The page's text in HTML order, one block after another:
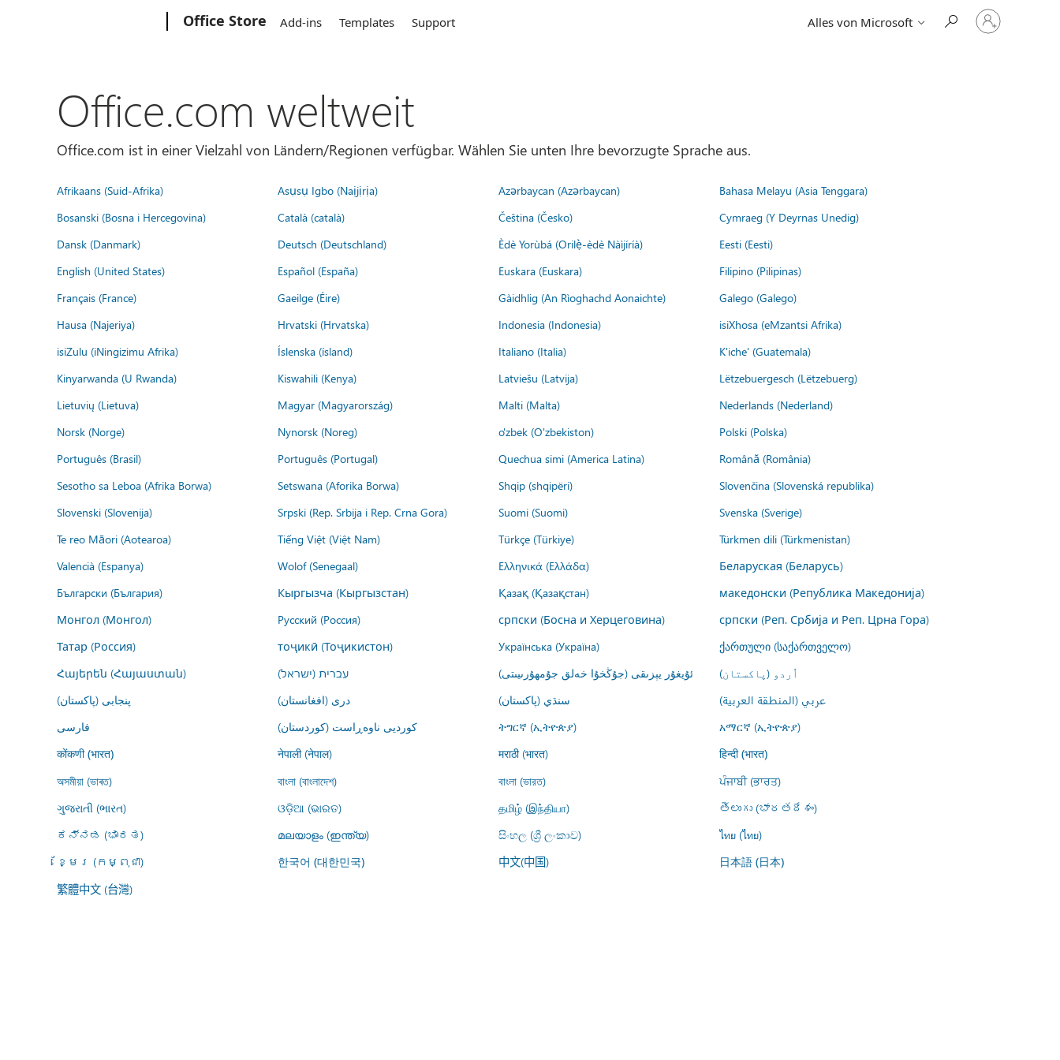
Office Store Add-ins Templates Support Alles von Microsoft
Bei
Ihrem
Konto
Office.com weltweit
Office.com ist in einer Vielzahl von Ländern/Regionen verfügbar. Wählen Sie unten Ihre bevorzugte Sprache aus.
Afrikaans (Suid-Afrika) Asụsụ Igbo (Naịjịrịa) Azərbaycan (Azərbaycan)
Bahasa Melayu (Asia Tenggara)
Bosanski (Bosna i Hercegovina)
Català (català) Čeština (Česko)
Cymraeg (Y Deyrnas Unedig)
Dansk (Danmark)
Deutsch (Deutschland) Èdè Yorùbá (Orilẹ̀-èdè Nàìjíríà)
Eesti (Eesti)
English (United States)
Español (España) Euskara (Euskara)
Filipino (Pilipinas)
Français (France)
Gaeilge (Éire) Gàidhlig (An Rìoghachd Aonaichte)
Galego (Galego)
Hausa (Najeriya)
Hrvatski (Hrvatska) Indonesia (Indonesia)
isiXhosa (eMzantsi Afrika)
isiZulu (iNingizimu Afrika)
Íslenska (ísland) Italiano (Italia)
K'iche' (Guatemala)
Kinyarwanda (U Rwanda)
Kiswahili (Kenya) Latviešu (Latvija)
Lëtzebuergesch (Lëtzebuerg)
Lietuvių (Lietuva)
Magyar (Magyarország) Malti (Malta)
Nederlands (Nederland)
Norsk (Norge)
Nynorsk (Noreg) o'zbek (O'zbekiston)
Polski (Polska)
Português (Brasil)
Português (Portugal) Quechua simi (America Latina)
Română (România)
Sesotho sa Leboa (Afrika Borwa)
Setswana (Aforika Borwa) Shqip (shqipëri)
Slovenčina (Slovenská republika)
Slovenski (Slovenija)
Srpski (Rep. Srbija i Rep. Crna Gora) Suomi (Suomi)
Svenska (Sverige)
Te reo Māori (Aotearoa)
Tiếng Việt (Việt Nam) Türkçe (Türkiye)
Türkmen dili (Türkmenistan)
Valencià (Espanya)
Wolof (Senegaal) Ελληνικά (Ελλάδα)
Беларуская (Беларусь)
Български (България)
Кыргызча (Кыргызстан) Қазақ (Қазақстан)
македонски (Република Македонија)
Монгол (Монгол)
Русский (Россия) српски (Босна и Херцеговина)
српски (Реп. Србија и Реп. Црна Гора)
Татар (Россия)
тоҷикӣ (Тоҷикистон) Українська (Україна)
ქართული (საქართველო)
Հայերեն (Հայաստան)
עברית (ישראל) ئۇيغۇر يېزىقى (جۇڭخۇا خەلق جۇمھۇرىيىتى)
اُردو (پاکستان)
پنجابی (پاکستان)
درى (افغانستان) سنڌي (پاکستان)
عربي (المنطقة العربية)
فارسى
کوردیی ناوەڕاست (کوردستان) ትግርኛ (ኢትዮጵያ) አማርኛ (ኢትዮጵያ)
कोंकणी (भारत) नेपाली (नेपाल) मराठी (भारत) हिन्दी (भारत)
অসমীয়া (ভাৰত) বাংলা (বাংলাদেশ) বাংলা (ভারত)
ਪੰਜਾਬੀ (ਭਾਰਤ)
ગુજરાતી (ભારત)
ଓଡ଼ିଆ (ଭାରତ) தமிழ் (இந்தியா)
తెలుగు (భారతదేశం)
ಕನ್ನಡ (ಭಾರತ)
മലയാളം (ഇന്ത്യ) සිංහල (ශ්‍රී ලංකාව)
ไทย (ไทย)
ខ្មែរ (កម្ពុជា)
한국어 (대한민국) 中文(中国) 日本語 (日本)
繁體中文 (台灣)